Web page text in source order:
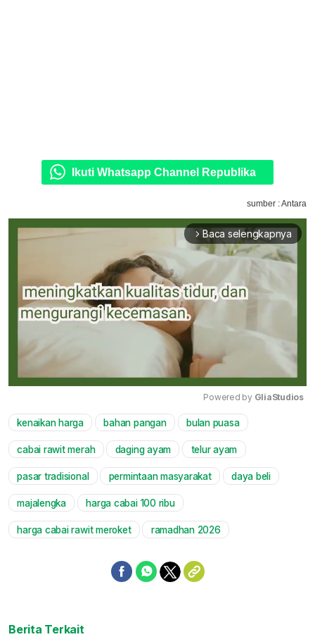
Ikuti Whatsapp Channel Republika
sumber : Antara
arrow_forward_ios Baca selengkapnya
Powered by GliaStudios
kenaikan harga bahan pangan bulan puasa
cabai rawit merah daging ayam telur ayam
pasar tradisional permintaan masyarakat daya beli
majalengka harga cabai 100 ribu
harga cabai rawit meroket ramadhan 2026
Berita Terkait